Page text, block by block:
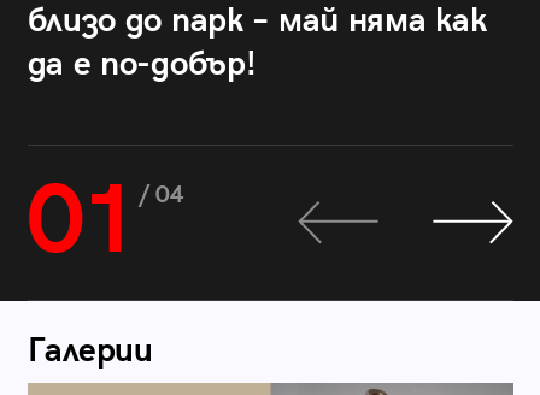
близо до парк – май няма как
да е по-добър!
01 / 04
Галерии